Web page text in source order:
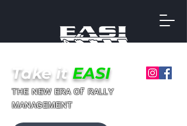
Take it EASI
ᴛʜᴇ ɴᴇᴡ ᴇʀᴀ ᴏғ ʀᴀʟʟʏ
ᴍᴀɴᴀɢᴇᴍᴇɴᴛ